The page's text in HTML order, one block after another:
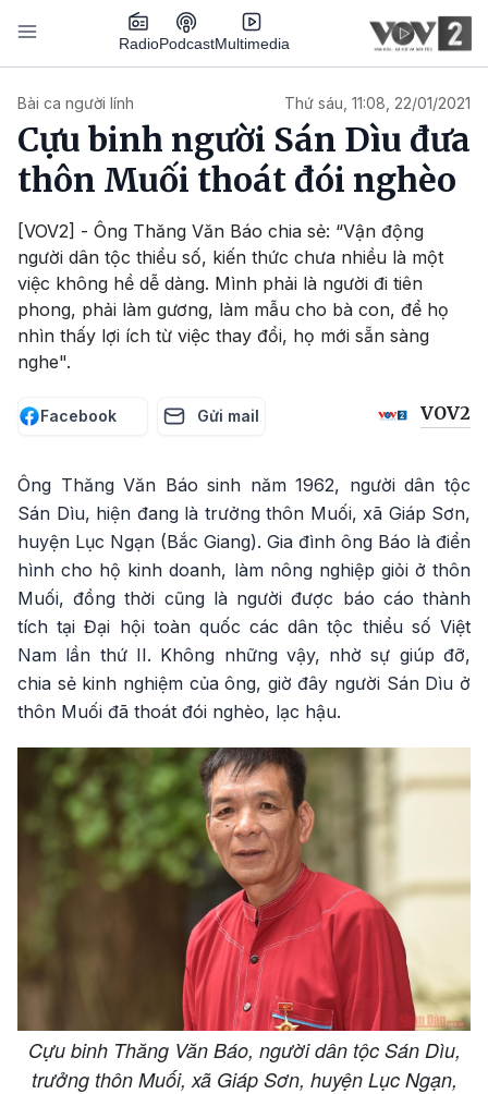
Nhảy đến nội dung
RadioPodcastMultimedia
Bài ca người lính Thứ sáu, 11:08, 22/01/2021
Cựu binh người Sán Dìu đưa
thôn Muối thoát đói nghèo
[VOV2] - Ông Thăng Văn Báo chia sẻ: “Vận động
người dân tộc thiểu số, kiến thức chưa nhiều là một
việc không hề dễ dàng. Mình phải là người đi tiên
phong, phải làm gương, làm mẫu cho bà con, để họ
nhìn thấy lợi ích từ việc thay đổi, họ mới sẵn sàng
nghe".
Facebook Gửi mail VOV2
Ông Thăng Văn Báo sinh năm 1962, người dân tộc
Sán Dìu, hiện đang là trưởng thôn Muối, xã Giáp Sơn,
huyện Lục Ngạn (Bắc Giang). Gia đình ông Báo là điển
hình cho hộ kinh doanh, làm nông nghiệp giỏi ở thôn
Muối, đồng thời cũng là người được báo cáo thành
tích tại Đại hội toàn quốc các dân tộc thiểu số Việt
Nam lần thứ II. Không những vậy, nhờ sự giúp đỡ,
chia sẻ kinh nghiệm của ông, giờ đây người Sán Dìu ở
thôn Muối đã thoát đói nghèo, lạc hậu.
Cựu binh Thăng Văn Báo, người dân tộc Sán Dìu,
trưởng thôn Muối, xã Giáp Sơn, huyện Lục Ngạn,